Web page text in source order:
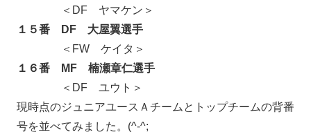
＜DF ヤマケン＞
１５番 DF 大屋翼選手
＜FW ケイタ＞
１６番 MF 楠瀬章仁選手
＜DF ユウト＞
現時点のジュニアユースＡチームとトップチームの背番
号を並べてみました。(^-^;